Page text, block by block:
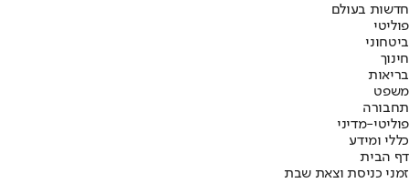
חדשות בעולם
פוליטי
ביטחוני
חינוך
בריאות
משפט
תחבורה
פוליטי-מדיני
כללי ומידע
דף הבית
זמני כניסת וצאת שבת